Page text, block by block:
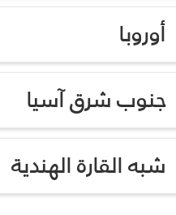
أوروبا
جنوب شرق آسيا
شبه القارة الهندية